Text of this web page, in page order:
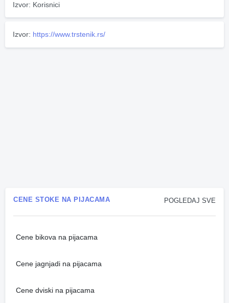
Izvor: Korisnici
Izvor: https://www.trstenik.rs/
POGLEDAJ SVE
CENE STOKE NA PIJACAMA
Cene bikova na pijacama
Cene jagnjadi na pijacama
Cene dviski na pijacama